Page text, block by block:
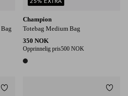
Champion
Totebag Medium Bag
350 NOK
Opprinnelig pris500 NOK
1 farge
Legg til favoritter